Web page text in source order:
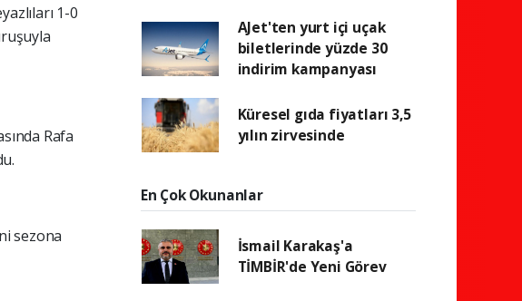
1-0
Rafa
sezona
AJet'ten yurt içi uçak
biletlerinde yüzde 30
indirim kampanyası
Küresel gıda fiyatları 3,5
yılın zirvesinde
En Çok Okunanlar
İsmail Karakaş'a
TİMBİR'de Yeni Görev